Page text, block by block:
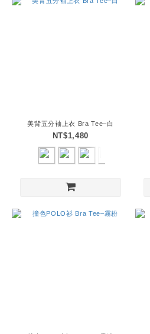
美背五分袖上衣 Bra Tee–白
NT$1,480